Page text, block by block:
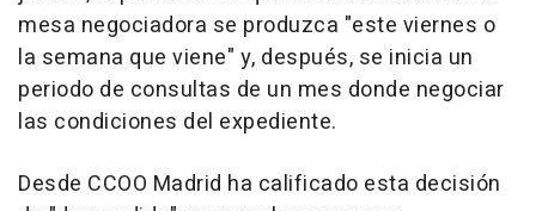
mesa negociadora se produzca "este viernes o
la semana que viene" y, después, se inicia un
periodo de consultas de un mes donde negociar
las condiciones del expediente.
Desde CCOO Madrid ha calificado esta decisión